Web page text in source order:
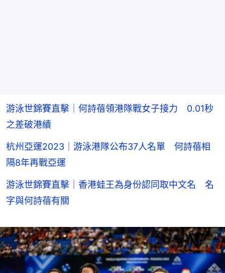
游泳世錦賽直擊｜何詩蓓領港隊戰女子接力 0.01秒
之差破港績
杭州亞運2023｜游泳港隊公布37人名單 何詩蓓相
隔8年再戰亞運
游泳世錦賽直擊｜香港蛙王為身份認同取中文名 名
字與何詩蓓有關